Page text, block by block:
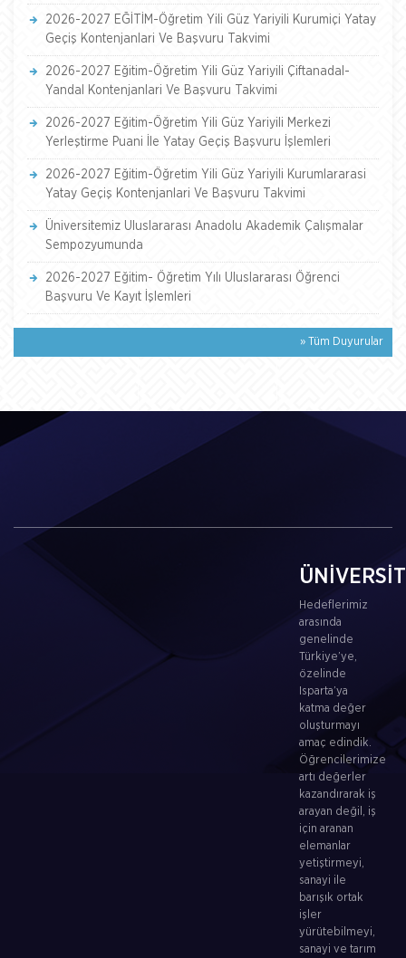
2026-2027 EĞİTİM-Öğretim Yili Güz Yariyili Kurumiçi Yatay
Geçiş Kontenjanlari Ve Başvuru Takvimi
2026-2027 Eğitim-Öğretim Yili Güz Yariyili Çiftanadal-
Yandal Kontenjanlari Ve Başvuru Takvimi
2026-2027 Eğitim-Öğretim Yili Güz Yariyili Merkezi
Yerleştirme Puani İle Yatay Geçiş Başvuru İşlemleri
2026-2027 Eğitim-Öğretim Yili Güz Yariyili Kurumlararasi
Yatay Geçiş Kontenjanlari Ve Başvuru Takvimi
Üniversitemiz Uluslararası Anadolu Akademik Çalışmalar
Sempozyumunda
2026-2027 Eğitim- Öğretim Yılı Uluslararası Öğrenci
Başvuru Ve Kayıt İşlemleri
» Tüm Duyurular
Hedeflerimiz
arasında
genelinde
Türkiye’ye,
özelinde
Isparta’ya
katma değer
oluşturmayı
amaç edindik.
Öğrencilerimize
artı değerler
kazandırarak iş
arayan değil, iş
için aranan
elemanlar
yetiştirmeyi,
sanayi ile
barışık ortak
işler
yürütebilmeyi,
sanayi ve tarım